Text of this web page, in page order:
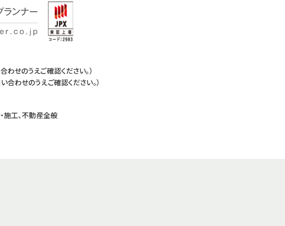
わせのうえご確認ください。）
合わせのうえご確認ください。）
施工、不動産全般